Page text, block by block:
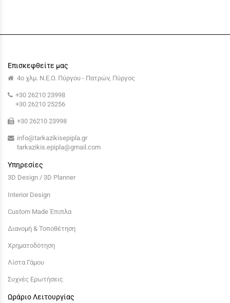
Επισκεφθείτε μας
4ο χλμ. Ν.Ε.Ο. Πύργου - Πατρών, Πύργος
+30 26210 23998
+30 26210 25256
+30 26210 23998
info@tarkazikisepipla.gr
tarkazikis.epipla@gmail.com
Υπηρεσίες
3D Design / 3D Planner
Interior Design
Custom Made Έπιπλα
Διανομή & Τοποθέτηση
Χρηματοδότηση
Λίστα Γάμου
Συχνές Ερωτήσεις
Ωράριο Λειτουργίας